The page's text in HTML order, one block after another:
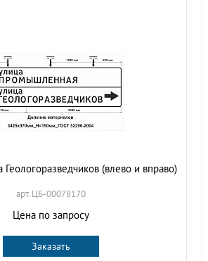
(влево и вправо)
арт. ЦБ-00078170
Цена по запросу
Заказать